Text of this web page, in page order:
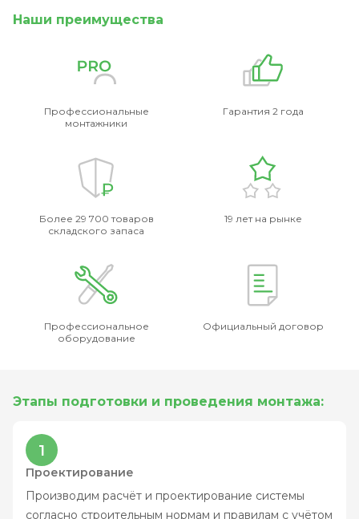
Наши преимущества
Профессиональные
монтажники
Гарантия 2 года
Более 29 700 товаров
складского запаса
19 лет на рынке
Профессиональное
оборудование
Официальный договор
Этапы подготовки и проведения монтажа:
1
Проектирование
Производим расчёт и проектирование системы
согласно строительным нормам и правилам с учётом